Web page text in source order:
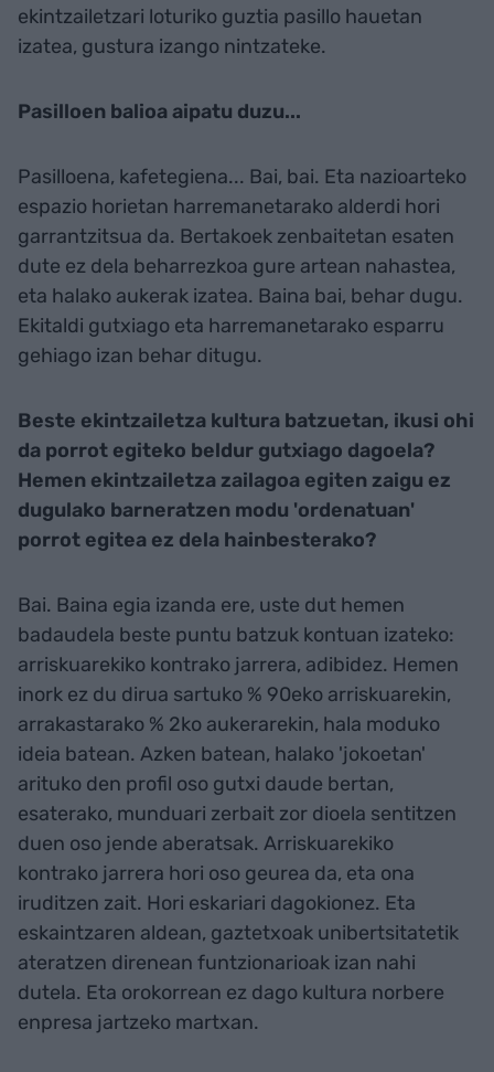
ekintzailetzari loturiko guztia pasillo hauetan
izatea, gustura izango nintzateke.
Pasilloen balioa aipatu duzu...
Pasilloena, kafetegiena... Bai, bai. Eta nazioarteko
espazio horietan harremanetarako alderdi hori
garrantzitsua da. Bertakoek zenbaitetan esaten
dute ez dela beharrezkoa gure artean nahastea,
eta halako aukerak izatea. Baina bai, behar dugu.
Ekitaldi gutxiago eta harremanetarako esparru
gehiago izan behar ditugu.
Beste ekintzailetza kultura batzuetan, ikusi ohi
da porrot egiteko beldur gutxiago dagoela?
Hemen ekintzailetza zailagoa egiten zaigu ez
dugulako barneratzen modu 'ordenatuan'
porrot egitea ez dela hainbesterako?
Bai. Baina egia izanda ere, uste dut hemen
badaudela beste puntu batzuk kontuan izateko:
arriskuarekiko kontrako jarrera, adibidez. Hemen
inork ez du dirua sartuko % 90eko arriskuarekin,
arrakastarako % 2ko aukerarekin, hala moduko
ideia batean. Azken batean, halako 'jokoetan'
arituko den profil oso gutxi daude bertan,
esaterako, munduari zerbait zor dioela sentitzen
duen oso jende aberatsak. Arriskuarekiko
kontrako jarrera hori oso geurea da, eta ona
iruditzen zait. Hori eskariari dagokionez. Eta
eskaintzaren aldean, gaztetxoak unibertsitatetik
ateratzen direnean funtzionarioak izan nahi
dutela. Eta orokorrean ez dago kultura norbere
enpresa jartzeko martxan.